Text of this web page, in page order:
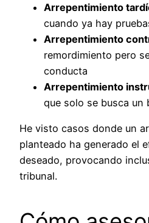
Arrepentimiento
cuando ya hay
Arrepentimiento
remordimiento pero
conducta
Arrepentimiento
que solo se busca un
He visto casos donde un
planteado ha generado el
deseado, provocando
tribunal.